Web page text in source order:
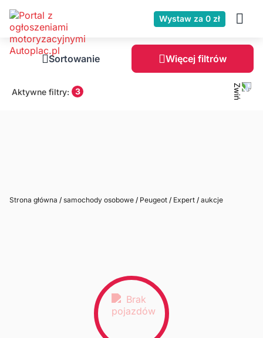
Wystaw za 0 zł
Sortowanie Więcej filtrów
Aktywne filtry: 3
Strona główna / samochody osobowe / Peugeot / Expert / aukcje